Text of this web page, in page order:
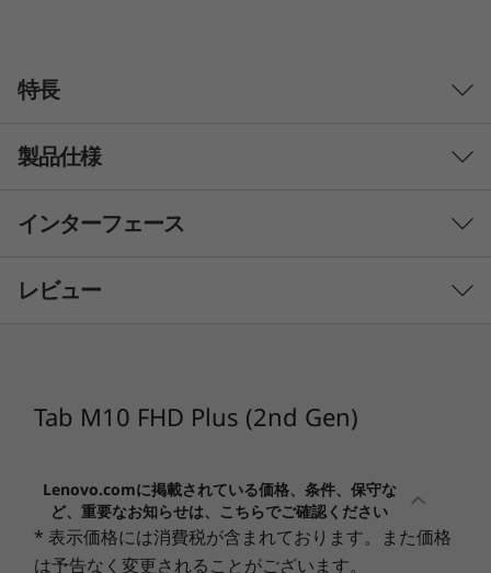
特長
スタイリッシュなデザイン
製品仕様
Android™ 9.0
メインメモリー
フラッシュメモリー
64GB
インターフェース
インターフェース
レビュー
Tab M10 FHD Plus (2nd Gen)
Lenovo.comに掲載されている価格、条件、保守な
ど、重要なお知らせは、こちらでご確認ください
* 表示価格には消費税が含まれております。また価格
は予告なく変更されることがございます。